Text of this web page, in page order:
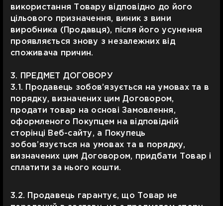
використання Товару відповідно до його
цільового призначення, виник з вини
виробника (Продавця), після його усунення
проявляється знову з незалежних від
споживача причин.
3. ПРЕДМЕТ ДОГОВОРУ
3.1. Продавець зобов’язується на умовах та в
порядку, визначених цим Договором,
продати товар на основі Замовлення,
оформленого Покупцем на відповідній
сторінці Веб-сайту, а Покупець
зобов’язується на умовах та в порядку,
визначених цим Договором, придбати Товар і
сплатити за нього кошти.
3.2. Продавець гарантує, що Товар не